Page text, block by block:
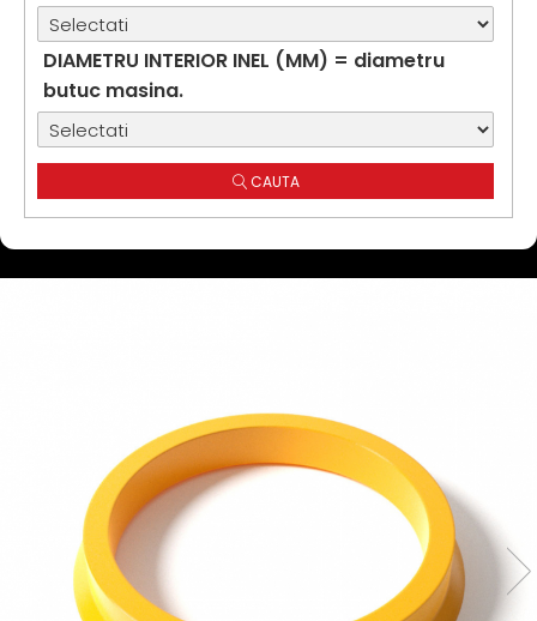
DIAMETRU INTERIOR INEL (MM) = diametru
butuc masina.
CAUTA